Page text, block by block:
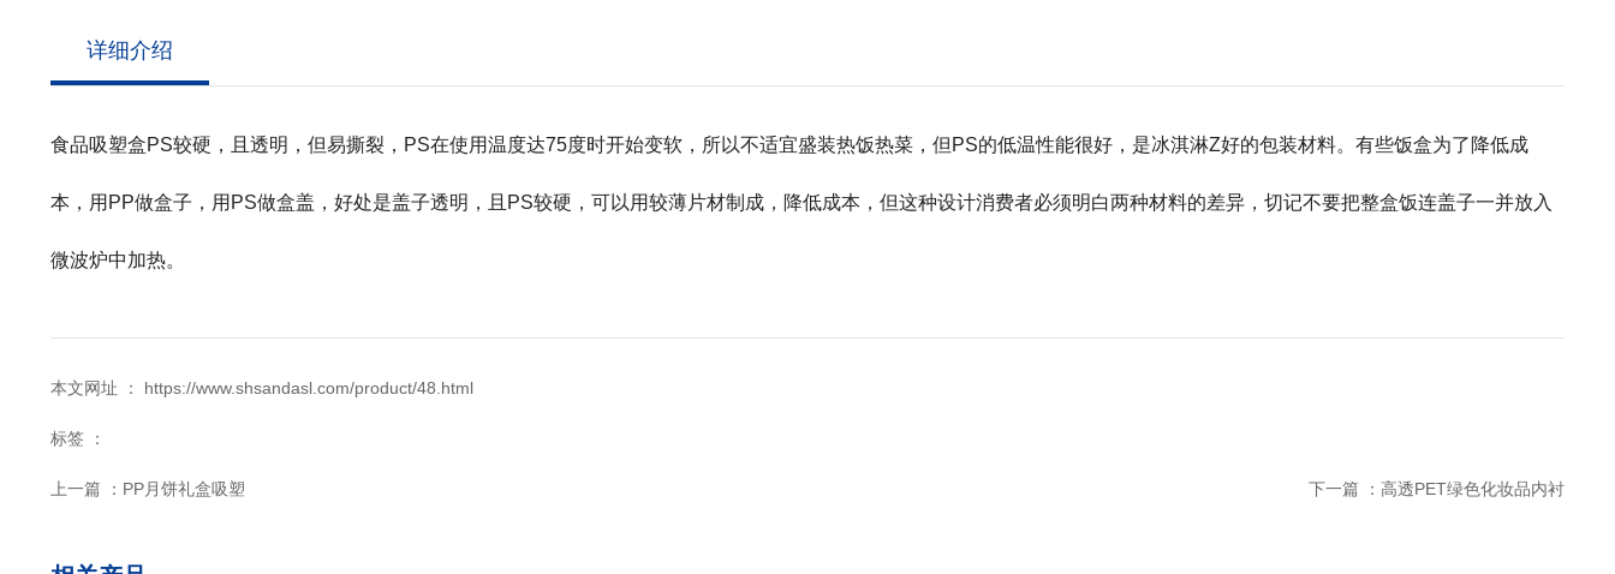
详细介绍
食品吸塑盒PS较硬，且透明，但易撕裂，PS在使用温度达75度时开始变软，所以不适宜盛装热饭热菜，但PS的低温性能很好，是冰淇淋Z好的包装材料。有些饭盒为了降低成
本，用PP做盒子，用PS做盒盖，好处是盖子透明，且PS较硬，可以用较薄片材制成，降低成本，但这种设计消费者必须明白两种材料的差异，切记不要把整盒饭连盖子一并放入
微波炉中加热。
本文网址 ： https://www.shsandasl.com/product/48.html
标签 ：
上一篇 ： PP月饼礼盒吸塑 下一篇 ： 高透PET绿色化妆品内衬